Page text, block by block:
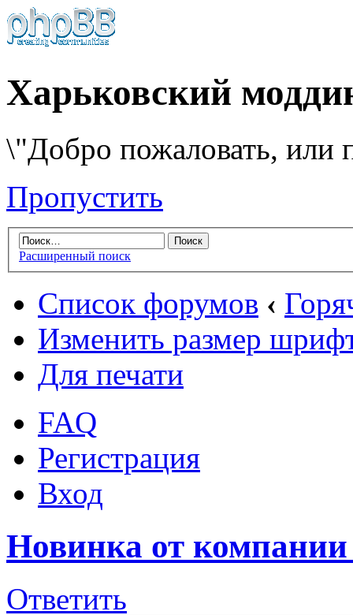
Харьковский
\"Добро пожаловать, или
Пропустить
Расширенный поиск
Список форумов ‹
Изменить размер
Для печати
FAQ
Регистрация
Вход
Новинка от компании
Ответить